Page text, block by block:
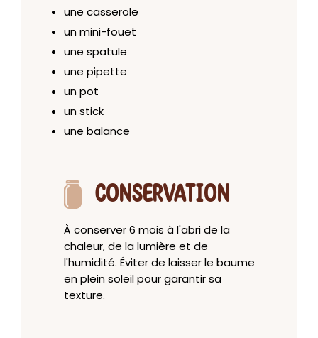
une casserole
un mini-fouet
une spatule
une pipette
un pot
un stick
une balance
CONSERVATION
À conserver 6 mois à l'abri de la
chaleur, de la lumière et de
l'humidité. Éviter de laisser le baume
en plein soleil pour garantir sa
texture.